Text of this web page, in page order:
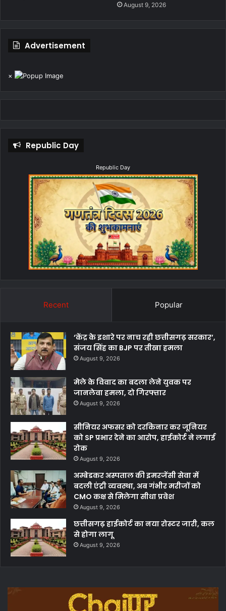
August 9, 2026
Advertisement
×
Republic Day
Republic Day
Recent Popular
‘केंद्र के इशारे पर नाच रही छत्तीसगढ़ सरकार’,
संजय सिंह का BJP पर तीखा हमला
August 9, 2026
मेले के विवाद का बदला लेने युवक पर
जानलेवा हमला, दो गिरफ्तार
August 9, 2026
सीनियर अफसर को दरकिनार कर जूनियर
को SP प्रभार देने का आरोप, हाईकोर्ट ने लगाई
रोक
August 9, 2026
अम्बेडकर अस्पताल की इमरजेंसी सेवा में
बदली एंट्री व्यवस्था, अब गंभीर मरीजों को
CMO कक्ष से मिलेगा सीधा प्रवेश
August 9, 2026
छत्तीसगढ़ हाईकोर्ट का नया रोस्टर जारी, कल
से होगा लागू
August 9, 2026